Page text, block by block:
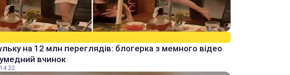
на 12 млн переглядів: блогерка з мемного відео
вчинок